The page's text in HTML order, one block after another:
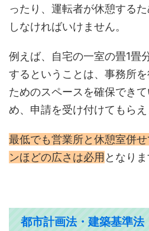
ったり、運転者が休憩する
しなければいけません。
例えば、自宅の一室の畳1畳
するということは、事務所
ためのスペースを確保でき
め、申請を受け付けてもらえ
最低でも営業所と休憩室併
ンほどの広さは必用 となりま
都市計画法・建築基準法